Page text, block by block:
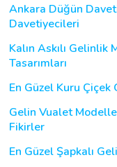
Ankara Düğün
Davetiyecileri
Kalın Askılı
Tasarımları
En Güzel Kuru Çiçek
Gelin Vualet
Fikirler
En Güzel Şapkalı